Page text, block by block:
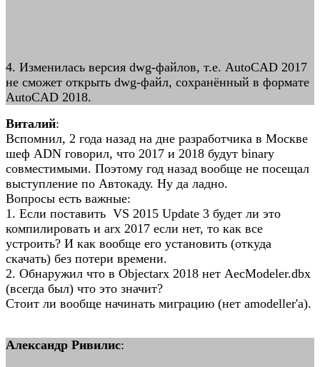
4. Изменилась версия dwg-файлов, т.е. AutoCAD 2017
не сможет открыть dwg-файл, сохранённый в формате
AutoCAD 2018.
Виталий:
Вспомнил, 2 года назад на дне разработчика в Москве
шеф ADN говорил, что 2017 и 2018 будут binary
совместимыми. Поэтому год назад вообще не посещал
выступление по Автокаду. Ну да ладно.
Вопросы есть важные:
1. Если поставить VS 2015 Update 3 будет ли это
компилировать и arx 2017 если нет, то как все
устроить? И как вообще его установить (откуда
скачать) без потери времени.
2. Обнаружил что в Objectarx 2018 нет AecModeler.dbx
(всегда был) что это значит?
Стоит ли вообще начинать миграцию (нет amodeller'а).
Александр Ривилис: